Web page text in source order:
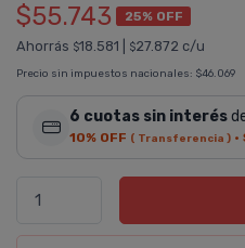
$55.743 25% OFF
Ahorrás $18.581 $27.872 c/u
Precio sin impuestos nacionales: $46.069
6 cuotas sin interés
10% OFF ( Transferencia ) ·